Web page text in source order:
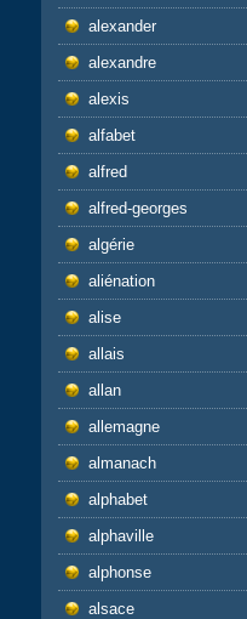
alexander
alexandre
alexis
alfabet
alfred
alfred-georges
algérie
aliénation
alise
allais
allan
allemagne
almanach
alphabet
alphaville
alphonse
alsace